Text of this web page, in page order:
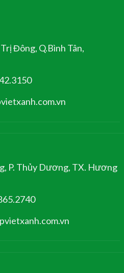
Đông, Q.Bình Tân,
P. Thủy Dương, TX. Hương